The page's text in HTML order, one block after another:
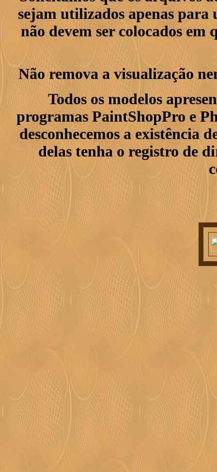
sejam utilizados apenas para
não devem ser colocados
Não remova a visualização
Todos os modelos
programas PaintShopPro e
desconhecemos a existência
delas tenha o registro de